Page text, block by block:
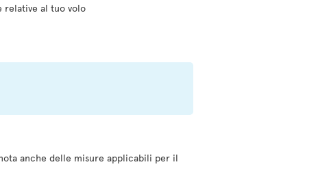
relative al tuo volo
anche delle misure applicabili per il